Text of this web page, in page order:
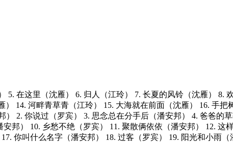
在这里（沈雁） 6. 归人（江玲） 7. 长夏的风铃（沈雁） 8.
14. 河畔青草青（江玲） 15. 大海就在前面（沈雁） 16. 手把
2. 你说过（罗宾） 3. 思念总在分手后（潘安邦） 4. 爸爸的
邦） 10. 乡愁不绝（罗宾） 11. 聚散俩依依（潘安邦） 12. 这
你叫什么名字（潘安邦） 18. 过客（罗宾） 19. 阳光和小雨（